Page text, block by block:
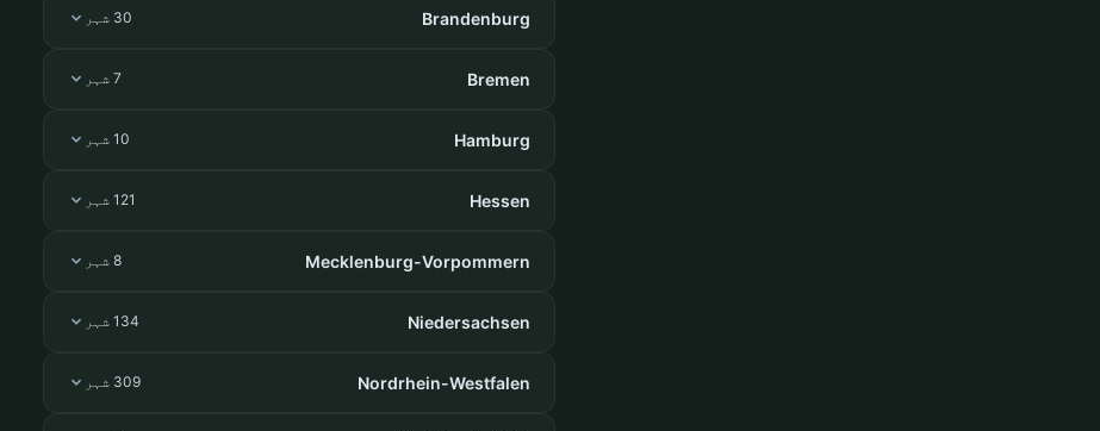
Brandenburg 30 شہر
Bremen 7 شہر
Hamburg 10 شہر
Hessen 121 شہر
Mecklenburg-Vorpommern 8 شہر
Niedersachsen 134 شہر
Nordrhein-Westfalen 309 شہر